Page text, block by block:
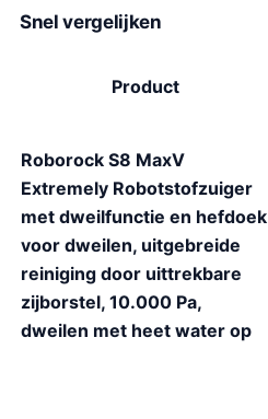
s
s
:
€
1
,
4
4
Snel vergelijken
Product
Roborock S8 MaxV
Extremely Robotstofzuiger
met dweilfunctie en hefdoek
voor dweilen, uitgebreide
reiniging door uittrekbare
zijborstel, 10.000 Pa,
dweilen met heet water op